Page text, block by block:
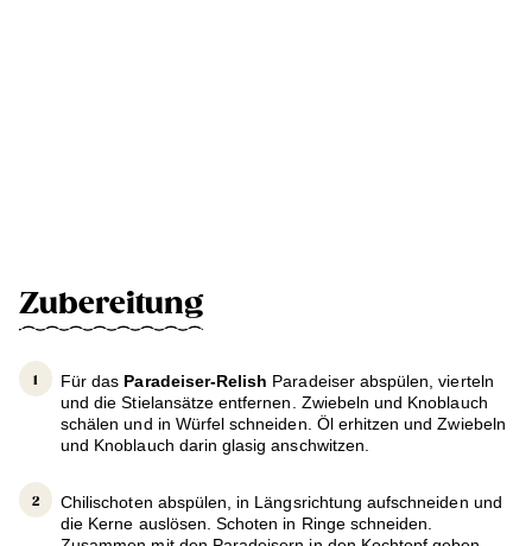
Zubereitung
Für das Paradeiser-Relish Paradeiser abspülen, vierteln
und die Stielansätze entfernen. Zwiebeln und Knoblauch
schälen und in Würfel schneiden. Öl erhitzen und Zwiebeln
und Knoblauch darin glasig anschwitzen.
Chilischoten abspülen, in Längsrichtung aufschneiden und
die Kerne auslösen. Schoten in Ringe schneiden.